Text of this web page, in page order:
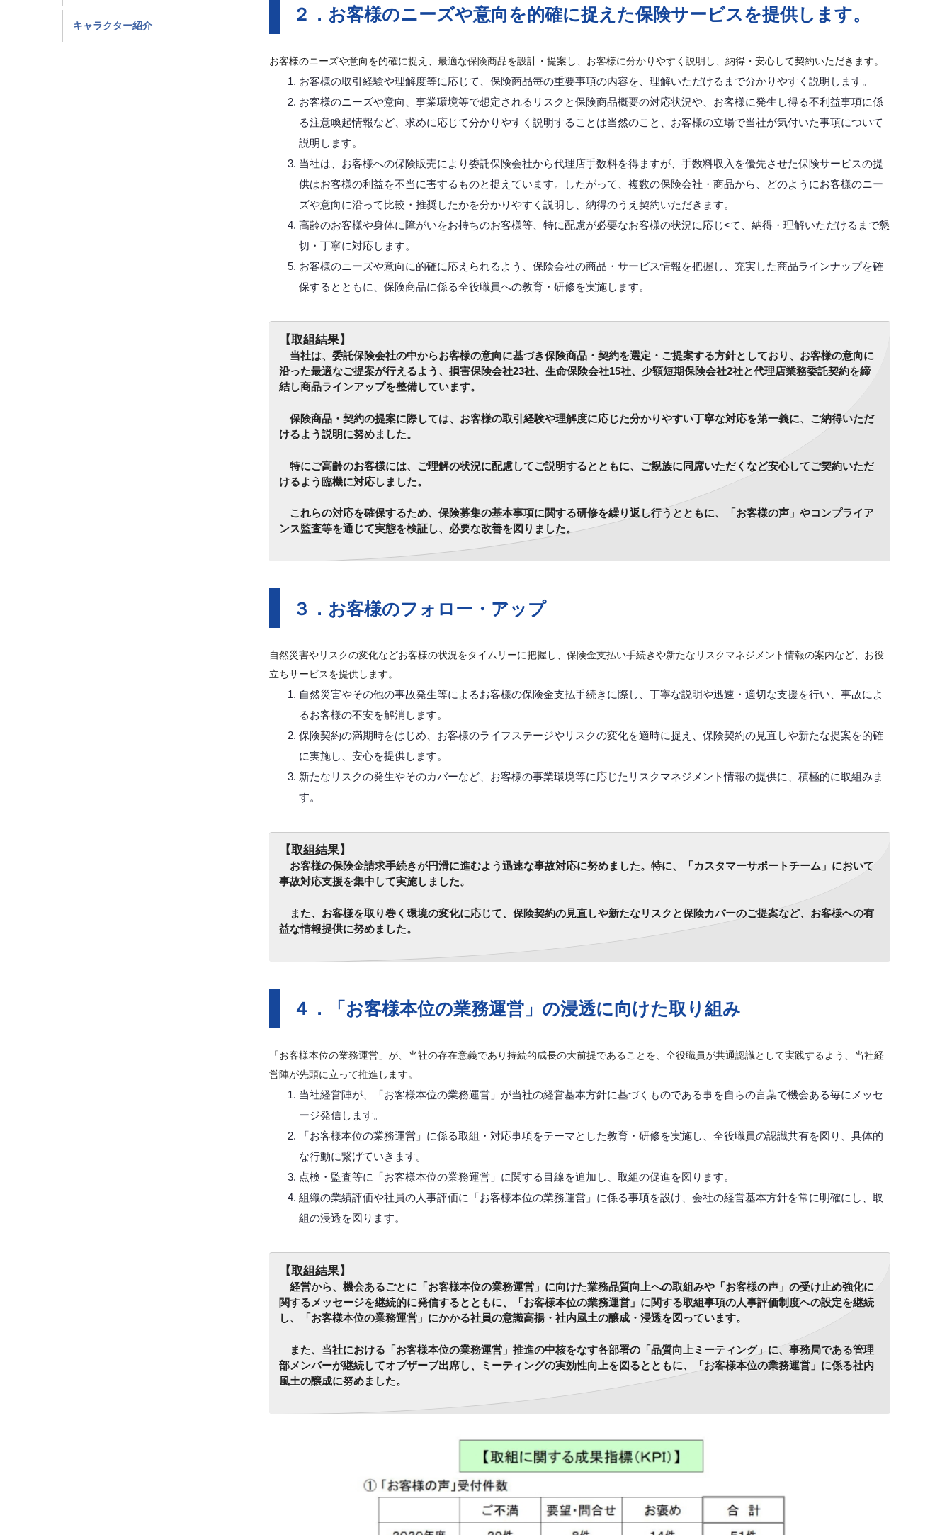
２．お客様のニーズや意向を的確に捉えた保険サービスを提供します。
お客様のニーズや意向を的確に捉え、最適な保険商品を設計・提案し、お客様に分かりやすく説明し、納得・安心して契約いただきます。
お客様の取引経験や理解度等に応じて、保険商品毎の重要事項の内容を、理解いただけるまで分かりやすく説明します。
お客様のニーズや意向、事業環境等で想定されるリスクと保険商品概要の対応状況や、お客様に発生し得る不利益事項に係
る注意喚起情報など、求めに応じて分かりやすく説明することは当然のこと、お客様の立場で当社が気付いた事項について
説明します。
当社は、お客様への保険販売により委託保険会社から代理店手数料を得ますが、手数料収入を優先させた保険サービスの提
供はお客様の利益を不当に害するものと捉えています。したがって、複数の保険会社・商品から、どのようにお客様のニー
ズや意向に沿って比較・推奨したかを分かりやすく説明し、納得のうえ契約いただきます。
高齢のお客様や身体に障がいをお持ちのお客様等、特に配慮が必要なお客様の状況に応じ<て、納得・理解いただけるまで懇
切・丁寧に対応します。
お客様のニーズや意向に的確に応えられるよう、保険会社の商品・サービス情報を把握し、充実した商品ラインナップを確
保するとともに、保険商品に係る全役職員への教育・研修を実施します。
【取組結果】
当社は、委託保険会社の中からお客様の意向に基づき保険商品・契約を選定・ご提案する方針としており、お客様の意向に
沿った最適なご提案が行えるよう、損害保険会社23社、生命保険会社15社、少額短期保険会社2社と代理店業務委託契約を締
結し商品ラインアップを整備しています。
保険商品・契約の提案に際しては、お客様の取引経験や理解度に応じた分かりやすい丁寧な対応を第一義に、ご納得いただ
けるよう説明に努めました。
特にご高齢のお客様には、ご理解の状況に配慮してご説明するとともに、ご親族に同席いただくなど安心してご契約いただ
けるよう臨機に対応しました。
これらの対応を確保するため、保険募集の基本事項に関する研修を繰り返し行うとともに、「お客様の声」やコンプライア
ンス監査等を通じて実態を検証し、必要な改善を図りました。
３．お客様のフォロー・アップ
自然災害やリスクの変化などお客様の状況をタイムリーに把握し、保険金支払い手続きや新たなリスクマネジメント情報の案内など、お役
立ちサービスを提供します。
自然災害やその他の事故発生等によるお客様の保険金支払手続きに際し、丁寧な説明や迅速・適切な支援を行い、事故によ
るお客様の不安を解消します。
保険契約の満期時をはじめ、お客様のライフステージやリスクの変化を適時に捉え、保険契約の見直しや新たな提案を的確
に実施し、安心を提供します。
新たなリスクの発生やそのカバーなど、お客様の事業環境等に応じたリスクマネジメント情報の提供に、積極的に取組みま
す。
【取組結果】
お客様の保険金請求手続きが円滑に進むよう迅速な事故対応に努めました。特に、「カスタマーサポートチーム」において
事故対応支援を集中して実施しました。
また、お客様を取り巻く環境の変化に応じて、保険契約の見直しや新たなリスクと保険カバーのご提案など、お客様への有
益な情報提供に努めました。
４．「お客様本位の業務運営」の浸透に向けた取り組み
「お客様本位の業務運営」が、当社の存在意義であり持続的成長の大前提であることを、全役職員が共通認識として実践するよう、当社経
営陣が先頭に立って推進します。
当社経営陣が、「お客様本位の業務運営」が当社の経営基本方針に基づくものである事を自らの言葉で機会ある毎にメッセ
ージ発信します。
「お客様本位の業務運営」に係る取組・対応事項をテーマとした教育・研修を実施し、全役職員の認識共有を図り、具体的
な行動に繋げていきます。
点検・監査等に「お客様本位の業務運営」に関する目線を追加し、取組の促進を図ります。
組織の業績評価や社員の人事評価に「お客様本位の業務運営」に係る事項を設け、会社の経営基本方針を常に明確にし、取
組の浸透を図ります。
【取組結果】
経営から、機会あるごとに「お客様本位の業務運営」に向けた業務品質向上への取組みや「お客様の声」の受け止め強化に
関するメッセージを継続的に発信するとともに、「お客様本位の業務運営」に関する取組事項の人事評価制度への設定を継続
し、「お客様本位の業務運営」にかかる社員の意識高揚・社内風土の醸成・浸透を図っています。
また、当社における「お客様本位の業務運営」推進の中核をなす各部署の「品質向上ミーティング」に、事務局である管理
部メンバーが継続してオブザーブ出席し、ミーティングの実効性向上を図るとともに、「お客様本位の業務運営」に係る社内
風土の醸成に努めました。
キャラクター紹介